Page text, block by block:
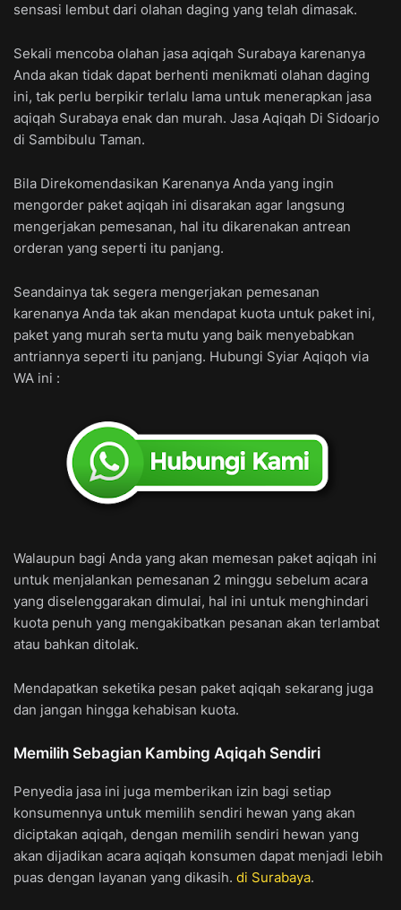
sensasi lembut dari olahan daging yang telah dimasak.
Sekali mencoba olahan jasa aqiqah Surabaya karenanya
Anda akan tidak dapat berhenti menikmati olahan daging
ini, tak perlu berpikir terlalu lama untuk menerapkan jasa
aqiqah Surabaya enak dan murah. Jasa Aqiqah Di Sidoarjo
di Sambibulu Taman.
Bila Direkomendasikan Karenanya Anda yang ingin
mengorder paket aqiqah ini disarakan agar langsung
mengerjakan pemesanan, hal itu dikarenakan antrean
orderan yang seperti itu panjang.
Seandainya tak segera mengerjakan pemesanan
karenanya Anda tak akan mendapat kuota untuk paket ini,
paket yang murah serta mutu yang baik menyebabkan
antriannya seperti itu panjang. Hubungi Syiar Aqiqoh via
WA ini :
Walaupun bagi Anda yang akan memesan paket aqiqah ini
untuk menjalankan pemesanan 2 minggu sebelum acara
yang diselenggarakan dimulai, hal ini untuk menghindari
kuota penuh yang mengakibatkan pesanan akan terlambat
atau bahkan ditolak.
Mendapatkan seketika pesan paket aqiqah sekarang juga
dan jangan hingga kehabisan kuota.
Memilih Sebagian Kambing Aqiqah Sendiri
Penyedia jasa ini juga memberikan izin bagi setiap
konsumennya untuk memilih sendiri hewan yang akan
diciptakan aqiqah, dengan memilih sendiri hewan yang
akan dijadikan acara aqiqah konsumen dapat menjadi lebih
puas dengan layanan yang dikasih. di Surabaya.